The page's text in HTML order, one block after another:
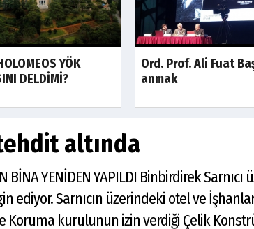
Son Dakika
YÖK
DELDİMİ?
Ord. Prof. Ali Fuat
anmak
altında
BİNA YENİDEN YAPILDI Binbirdirek
ediyor. Sarnıcın üzerindeki otel ve
kurulunun izin verdiği Çelik